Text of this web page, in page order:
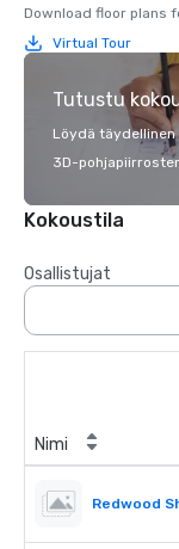
Download floor plans
Virtual Tour
Tutustu
Löydä
3D-
Kokoustila
Osallistujat
Nimi